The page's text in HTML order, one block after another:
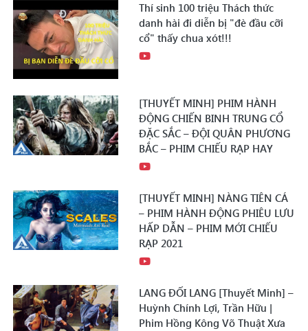
Thí sinh 100 triệu Thách thức
danh hài đi diễn bị "đè đầu cỡi
cổ" thấy chua xót!!!
[THUYẾT MINH] PHIM HÀNH
ĐỘNG CHIẾN BINH TRUNG CỔ
ĐẶC SẮC – ĐỘI QUÂN PHƯƠNG
BẮC – PHIM CHIẾU RẠP HAY
[THUYẾT MINH] NÀNG TIÊN CÁ
– PHIM HÀNH ĐỘNG PHIÊU LƯU
HẤP DẪN – PHIM MỚI CHIẾU
RẠP 2021
LANG ĐỐI LANG [Thuyết Minh] –
Huỳnh Chính Lợi, Trần Hữu |
Phim Hồng Kông Võ Thuật Xưa